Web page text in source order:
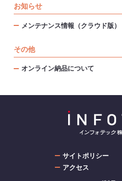
お知らせ
メンテナンス情報（クラウド版）
その他
オンライン納品について
サイトポリシー
アクセス